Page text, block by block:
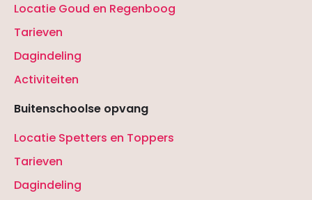
Locatie Goud en Regenboog
Tarieven
Dagindeling
Activiteiten
Buitenschoolse opvang
Locatie Spetters en Toppers
Tarieven
Dagindeling